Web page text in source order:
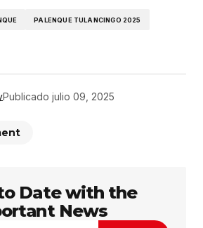
PALENQUE TULANCINGO 2025
Publicado julio 09, 2025
correo electrónico no será
campos obligatorios están
*
Date with the
News